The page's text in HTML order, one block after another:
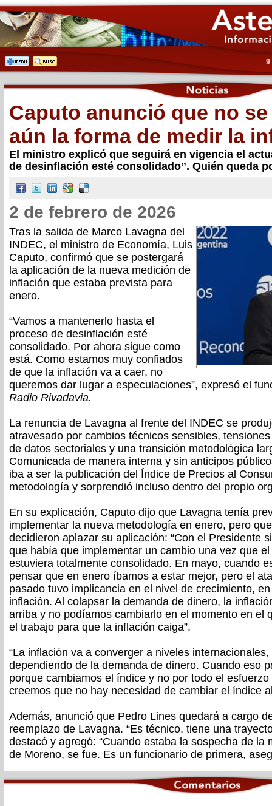
9
Caputo anunció que no
aún la forma de medir la
El ministro explicó que seguirá en vigencia el
de desinflación esté consolidado”. Quién queda
2 de febrero de 2026
Tras la salida de Marco Lavagna del
INDEC, el ministro de Economía, Luis
Caputo, confirmó que se postergará
la aplicación de la nueva medición de
inflación que estaba prevista para
enero.
“Vamos a mantenerlo hasta el
proceso de desinflación esté
consolidado. Por ahora sigue como
está. Como estamos muy confiados
de que la inflación va a caer, no
queremos dar lugar a especulaciones”, expresó el
Radio Rivadavia.
La renuncia de Lavagna al frente del INDEC se
atravesado por cambios técnicos sensibles,
de datos sectoriales y una transición metodológica
Comunicada de manera interna y sin anticipos
iba a ser la publicación del Índice de Precios al
metodología y sorprendió incluso dentro del propio
En su explicación, Caputo dijo que Lavagna tenía
implementar la nueva metodología en enero, pero
decidieron aplazar su aplicación: “Con el Presidente
que había que implementar un cambio una vez que
estuviera totalmente consolidado. En mayo, cuando
pensar que en enero íbamos a estar mejor, pero el
pasado tuvo implicancia en el nivel de crecimiento,
inflación. Al colapsar la demanda de dinero, la
arriba y no podíamos cambiarlo en el momento en el
el trabajo para que la inflación caiga”.
“La inflación va a converger a niveles
dependiendo de la demanda de dinero. Cuando eso
porque cambiamos el índice y no por todo el
creemos que no hay necesidad de cambiar el índice
Además, anunció que Pedro Lines quedará a cargo
reemplazo de Lavagna. “Es técnico, tiene una
destacó y agregó: “Cuando estaba la sospecha de la
de Moreno, se fue. Es un funcionario de primera,